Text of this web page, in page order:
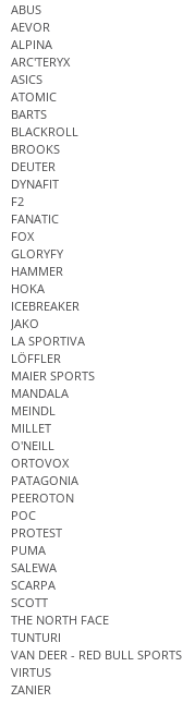
ABUS
AEVOR
ALPINA
ARC'TERYX
ASICS
ATOMIC
BARTS
BLACKROLL
BROOKS
DEUTER
DYNAFIT
F2
FANATIC
FOX
GLORYFY
HAMMER
HOKA
ICEBREAKER
JAKO
LA SPORTIVA
LÖFFLER
MAIER SPORTS
MANDALA
MEINDL
MILLET
O'NEILL
ORTOVOX
PATAGONIA
PEEROTON
POC
PROTEST
PUMA
SALEWA
SCARPA
SCOTT
THE NORTH FACE
TUNTURI
VAN DEER - RED BULL SPORTS
VIRTUS
ZANIER